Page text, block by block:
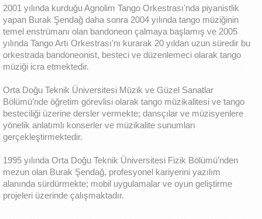
2001 yılında kurduğu Agnolim Tango Orkestrası'nda piyanistlik
yapan Burak Şendağ daha sonra 2004 yılında tango müziğinin
temel enstrümanı olan bandoneon çalmaya başlamış ve 2005
yılında Tango Artı Orkestrası'nı kurarak 20 yıldan uzun süredir bu
orkestrada bandoneonist, besteci ve düzenlemeci olarak tango
müziği icra etmektedir.
Orta Doğu Teknik Üniversitesi Müzik ve Güzel Sanatlar
Bölümü’nde öğretim görevlisi olarak tango müzikalitesi ve tango
besteciliği üzerine dersler vermekte; dansçılar ve müzisyenlere
yönelik anlatımlı konserler ve müzikalite sunumları
gerçekleştirmektedir.
1995 yılında Orta Doğu Teknik Üniversitesi Fizik Bölümü’nden
mezun olan Burak Şendağ, profesyonel kariyerini yazılım
alanında sürdürmekte; mobil uygulamalar ve oyun geliştirme
projeleri üzerinde çalışmaktadır.